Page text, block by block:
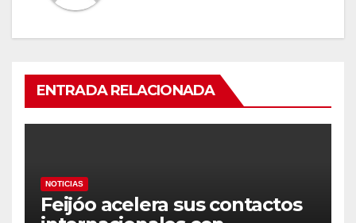
ENTRADA RELACIONADA
NOTICIAS
Feijóo acelera sus contactos